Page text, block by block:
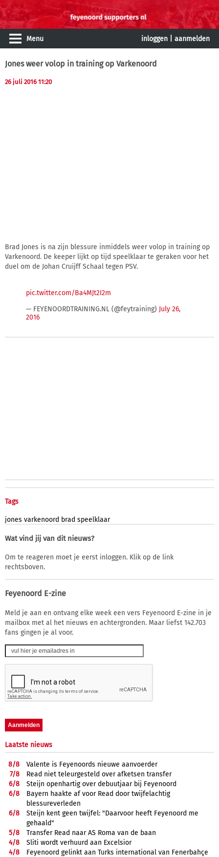
Menu inloggen aanmelden
Jones weer volop in training op Varkenoord
26 juli 2016 11:20
Brad Jones is na zijn blessure inmiddels weer volop in training op
Varkenoord. De keeper lijkt op tijd speelklaar te geraken voor het
duel om de Johan Cruijff Schaal tegen PSV.
pic.twitter.com/Ba4MJt2I2m
— FEYENOORDTRAINING.NL (@feytraining) July 26,
2016
Tags
jones varkenoord brad speelklaar
Wat vind jij van dit nieuws?
Om te reageren moet je eerst inloggen. Klik op de link
rechtsboven.
Feyenoord E-zine
Meld je aan en ontvang elke week een vers Feyenoord E-zine in je
mailbox met al het nieuws en achtergronden. Maar liefst 142.703
fans gingen je al voor.
Laatste nieuws
8/8
Valente is Feyenoords nieuwe aanvoerder
7/8
Read niet teleurgesteld over afketsen transfer
6/8
Steijn openhartig over debuutjaar bij Feyenoord
6/8
Bayern haakte af voor Read door twijfelachtig
blessureverleden
6/8
Steijn kent geen twijfel: "Daarvoor heeft Feyenoord me
gehaald"
5/8
Transfer Read naar AS Roma van de baan
4/8
Sliti wordt verhuurd aan Excelsior
4/8
Feyenoord gelinkt aan Turks international van Fenerbahçe